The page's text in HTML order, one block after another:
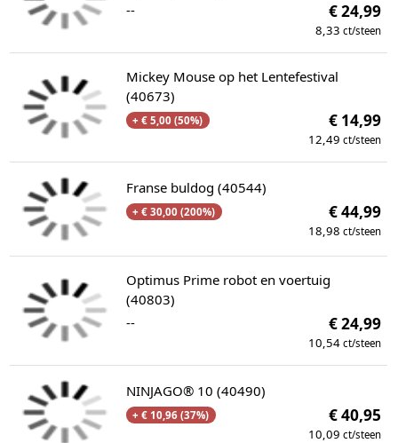
--
€ 24,99
8,33 ct/steen
Mickey Mouse op het Lentefestival
(40673)
+ € 5,00 (50%) € 14,99
12,49 ct/steen
Franse buldog (40544)
+ € 30,00 (200%) € 44,99
18,98 ct/steen
Optimus Prime robot en voertuig
(40803)
--
€ 24,99
10,54 ct/steen
NINJAGO® 10 (40490)
+ € 10,96 (37%) € 40,95
10,09 ct/steen